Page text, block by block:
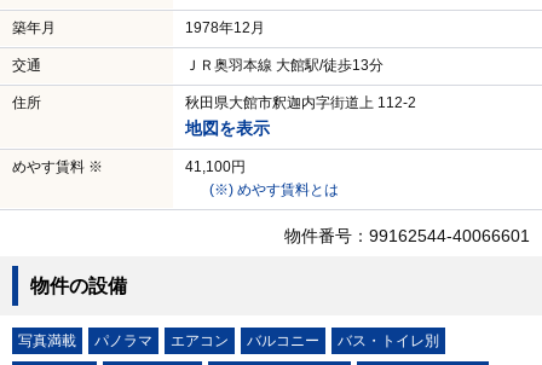
築年月 1978年12月
交通 ＪＲ奥羽本線 大館駅/徒歩13分
住所 秋田県大館市釈迦内字街道上 112-2
地図を表示
めやす賃料 ※
41,100円
(※) めやす賃料とは
物件番号：99162544-40066601
物件の設備
写真満載 パノラマ エアコン バルコニー
バス・トイレ別